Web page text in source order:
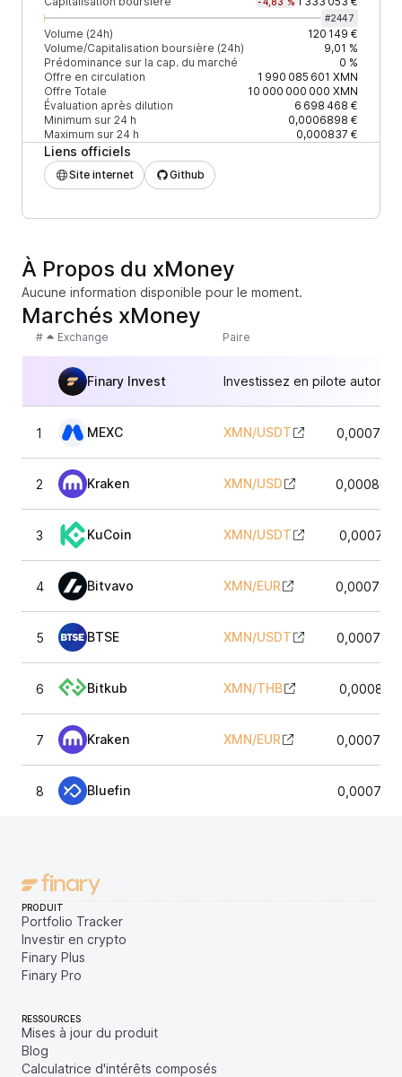
#2447
Volume (24h)
120 149 €
Volume/Capitalisation boursière (24h)
9,01 %
Prédominance sur la cap. du marché
0 %
Offre en circulation
1 990 085 601 XMN
Offre Totale
10 000 000 000 XMN
Évaluation après dilution
6 698 468 €
Minimum sur 24 h
0,0006898 €
Maximum sur 24 h
0,000837 €
Liens officiels
Site internet Github
À Propos du xMoney
Aucune information disponible pour le moment.
Marchés xMoney
# Exchange Paire
Finary Invest Investissez en pilote
1 MEXC XMN/USDT
2 Kraken XMN/USD
3 KuCoin XMN/USDT
4 Bitvavo XMN/EUR
5 BTSE XMN/USDT
6 Bitkub XMN/THB
7 Kraken XMN/EUR
8 Bluefin
PRODUIT
Portfolio Tracker
Investir en crypto
Finary Plus
Finary Pro
RESSOURCES
Mises à jour du produit
Blog
Calculatrice d'intérêts composés